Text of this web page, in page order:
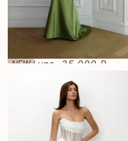
NEWLuna 35 000 ₽